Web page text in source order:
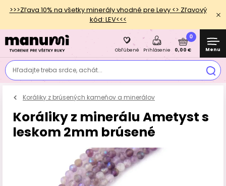
>>>Zľava 10% na všetky minerály vhodné pre Levy <> Zľavový
kód: LEV<<<
Hľadajte treba srdce, achát...
Obľúbené Prihlásenie
0
0,00 € Menu
Koráliky z brúsených kameňov a minerálov
Koráliky z minerálu Ametyst s
leskom 2mm brúsené